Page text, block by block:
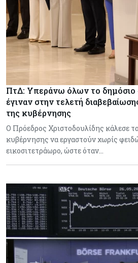
ΠτΔ: Υπεράνω όλων το δημόσιο
έγιναν στην τελετή
της κυβέρνησης
Ο Πρόεδρος Χριστοδουλίδης κάλεσε
κυβέρνησης να εργαστούν χωρίς
εικοσιτετράωρο, ώστε όταν…